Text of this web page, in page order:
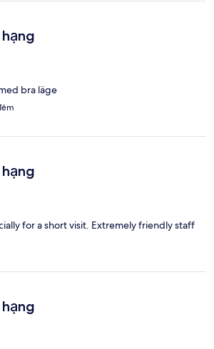
bra läge
for a short visit. Extremely friendly staff